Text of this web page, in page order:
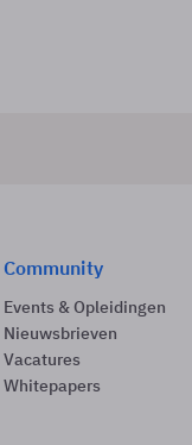
Community
Events & Opleidingen
Nieuwsbrieven
Vacatures
Whitepapers